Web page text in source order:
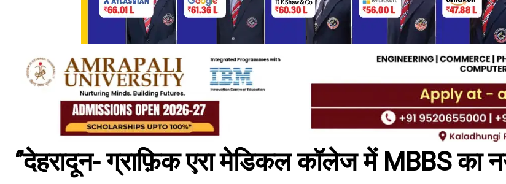
‘’देहरादून- ग्राफ़िक एरा मेडिकल कॉलेज में MBBS का